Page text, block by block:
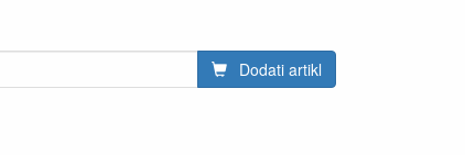
Dodati artikl